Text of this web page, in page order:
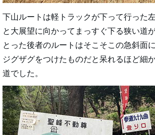
下山ルートは軽トラックが下って行った
と大展望に向かってまっすぐ下る狭い道
とった後者のルートはそこそこの急斜面
ジグザグをつけたものだと呆れるほど細
道でした。